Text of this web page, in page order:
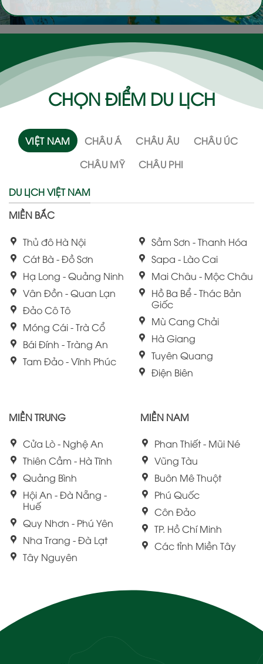
CHỌN ĐIỂM DU LỊCH
VIỆT NAM CHÂU Á CHÂU ÂU
CHÂU ÚC
CHÂU MỸ
CHÂU PHI
DU LỊCH VIỆT NAM
MIỀN BẮC
Thủ đô Hà Nội
Cát Bà - Đồ Sơn
Hạ Long - Quảng Ninh
Vân Đồn - Quan Lạn
Đảo Cô Tô
Móng Cái - Trà Cổ
Bái Đính - Tràng An
Tam Đảo - Vĩnh Phúc
Sầm Sơn - Thanh Hóa
Sapa - Lào Cai
Mai Châu - Mộc Châu
Hồ Ba Bể - Thác Bản
Giốc
Mù Cang Chải
Hà Giang
Tuyên Quang
Điện Biên
MIỀN TRUNG
Cửa Lò - Nghệ An
Thiên Cầm - Hà Tĩnh
Quảng Bình
Hội An - Đà Nẵng -
Huế
Quy Nhơn - Phú Yên
Nha Trang - Đà Lạt
Tây Nguyên
MIỀN NAM
Phan Thiết - Mũi Né
Vũng Tàu
Buôn Mê Thuột
Phú Quốc
Côn Đảo
TP. Hồ Chí Minh
Các tỉnh Miền Tây